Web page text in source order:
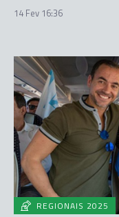
14 Fev 16:36
REGIONAIS 2025